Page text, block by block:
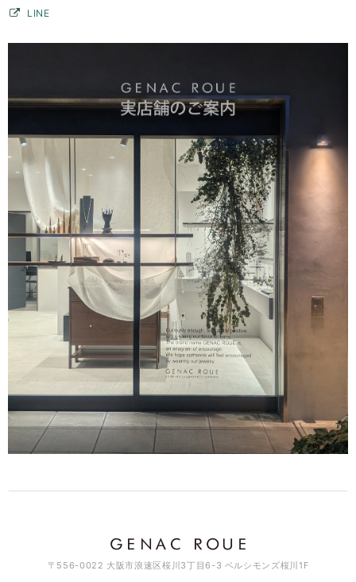
がとうございました。 毎日ご愛用いただいているとの事、
クセサリーとコーディネートして頂いてもさり気なくワン
ポイントで楽しんでいただけます。お手持ちのアイテムと
色んなコーディネート楽しんでください。長くご愛用いた
願いいたします。
バーチャームリング / silver R075
2026/03/28
デザインが素敵で、また丁寧に対応頂きました。
このたびはGENAC ROUEをご愛顧いただきありがとうご
ざいました。 お気に召して頂き大変嬉しく思います。 ま
た機会がございましたらよろしくお願いいたします。 あり
がとうございました。
アソートチャームリング / silver×brass R061
素敵なデザインでとっても可愛いです♡ これから沢山使って行きますね
このたびはGENAC ROUEをご愛顧いただきありがとうご
す。ありがとうございました。
LINE
〒556-0022 大阪市浪速区桜川3丁目6-3 ベルシモンズ桜川1F